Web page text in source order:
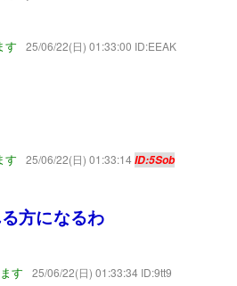
す 25/06/22(日) 01:33:00 ID:EEAK
す 25/06/22(日) 01:33:14ID:5Sob
方になるわ
す 25/06/22(日) 01:33:34 ID:9tt9